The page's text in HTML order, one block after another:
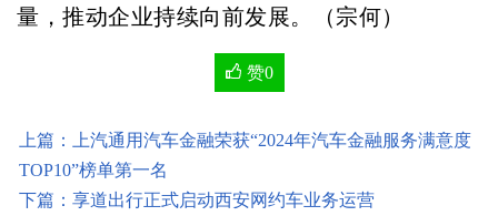
量，推动企业持续向前发展。（宗何）
赞0
上篇：上汽通用汽车金融荣获“2024年汽车金融服务满意度
TOP10”榜单第一名
下篇：享道出行正式启动西安网约车业务运营